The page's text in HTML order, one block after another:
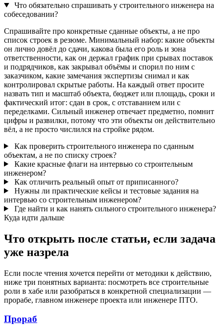
Что обязательно спрашивать у строительного инженера на
собеседовании?
Спрашивайте про конкретные сданные объекты, а не про
список строек в резюме. Минимальный набор: какие объекты
он лично довёл до сдачи, какова была его роль и зона
ответственности, как он держал график при срывах поставок
и подрядчиков, как закрывал объёмы и спорил по ним с
заказчиком, какие замечания экспертизы снимал и как
контролировал скрытые работы. На каждый ответ просите
назвать тип и масштаб объекта, бюджет или площадь, сроки и
фактический итог: сдан в срок, с отставанием или с
переделками. Сильный инженер отвечает предметно, помнит
цифры и развилки, потому что эти объекты он действительно
вёл, а не просто числился на стройке рядом.
Как проверить строительного инженера по сданным
объектам, а не по списку строек?
Какие красные флаги на интервью со строительным
инженером?
Как отличить реальный опыт от приписанного?
Нужны ли практические кейсы и тестовые задания на
интервью со строительным инженером?
Где найти и как нанять сильного строительного инженера?
Куда идти дальше
Что открыть после статьи, если задача
уже назрела
Если после чтения хочется перейти от методики к действию,
ниже три понятных варианта: посмотреть все строительные
роли в хабе или разобраться в конкретной специализации —
прорабе, главном инженере проекта или инженере ПТО.
Прораб